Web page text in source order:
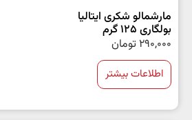
مارشمالو شکری ایتالیا
بولگاری 125 گرم
290,000 تومان
اطلاعات بیشتر